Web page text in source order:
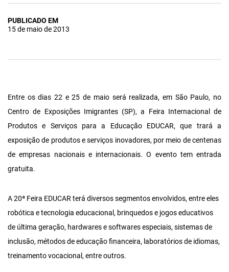
PUBLICADO EM
15 de maio de 2013
Entre os dias 22 e 25 de maio será realizada, em São Paulo, no
Centro de Exposições Imigrantes (SP), a Feira Internacional de
Produtos e Serviços para a Educação EDUCAR, que trará a
exposição de produtos e serviços inovadores, por meio de centenas
de empresas nacionais e internacionais. O evento tem entrada
gratuita.
A 20ª Feira EDUCAR terá diversos segmentos envolvidos, entre eles
robótica e tecnologia educacional, brinquedos e jogos educativos
de última geração, hardwares e softwares especiais, sistemas de
inclusão, métodos de educação financeira, laboratórios de idiomas,
treinamento vocacional, entre outros.